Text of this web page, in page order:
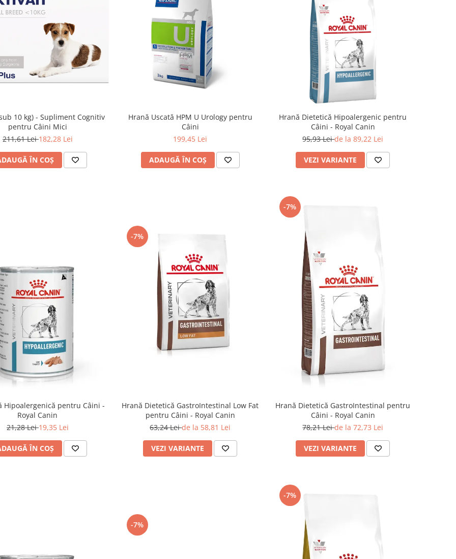
10 kg) - Supliment Cognitiv
pentru Câini Mici
211,61 Lei182,28 Lei
ÎN COȘ
Hrană Uscată HPM U Urology pentru
Câini
199,45 Lei
ADAUGĂ ÎN COȘ
Hrană Dietetică Hipoalergenic pentru
Câini - Royal Canin
95,93 Leide la 89,22 Lei
VEZI VARIANTE
Hipoalergenică pentru Câini -
Royal Canin
21,28 Lei19,35 Lei
ÎN COȘ
-7%
Hrană Dietetică GastroIntestinal Low Fat
pentru Câini - Royal Canin
63,24 Leide la 58,81 Lei
VEZI VARIANTE
-7%
Hrană Dietetică GastroIntestinal pentru
Câini - Royal Canin
78,21 Leide la 72,73 Lei
VEZI VARIANTE
-7%
-7%